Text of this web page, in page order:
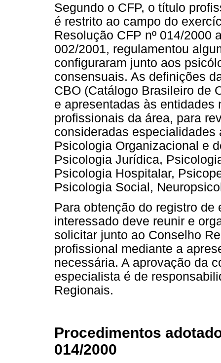
Segundo o CFP, o título
é restrito ao campo do
Resolução CFP nº 014/2000
002/2001, regulamentou
configuraram junto aos
consensuais. As definições
CBO (Catálogo Brasileiro de
e apresentadas às
profissionais da área, para
consideradas
Psicologia Organizacional e
Psicologia Jurídica,
Psicologia Hospitalar,
Psicologia Social,
Para obtenção do registro
interessado deve reunir e
solicitar junto ao Conselho
profissional mediante a
necessária. A aprovação da
especialista é de
Regionais.
Procedimentos
014/2000